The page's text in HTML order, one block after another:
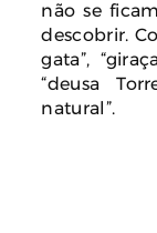
não se
descobrir.
gata”,
“deusa
natural”.